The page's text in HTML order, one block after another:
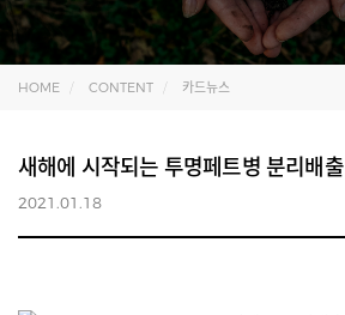
HOME CONTENT 카드뉴스
새해에 시작되는 투명페트병 분리배출
2021.01.18